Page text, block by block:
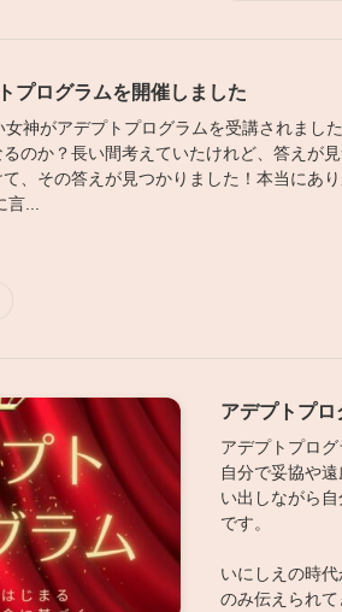
プログラムを開催しました
神がアデプトプログラムを受講されまし
のか？長い間考えていたけれど、答えが
、その答えが見つかりました！本当にあ
言...
アデプトプロ
アデプトプロ
自分で妥協や
い出しながら
です。
いにしえの時
のみ伝えられて